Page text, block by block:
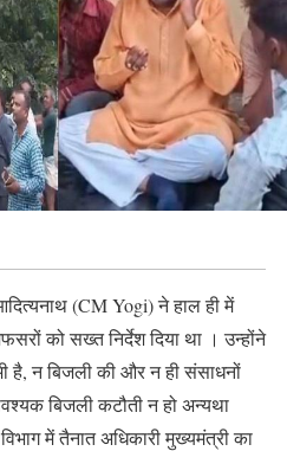
(CM Yogi) ने हाल ही में
को सख्त निर्देश दिया था । उन्होंने
है, न बिजली की और न ही संसाधनों
बिजली कटौती न हो अन्यथा
में तैनात अधिकारी मुख्यमंत्री का